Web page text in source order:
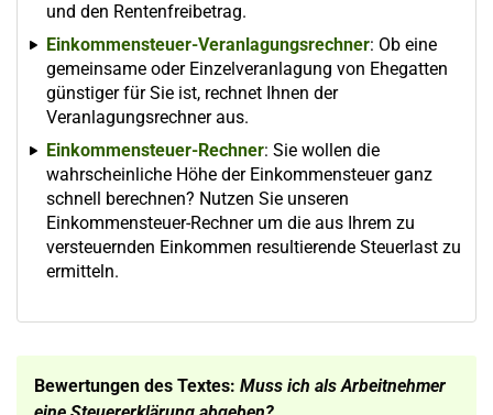
und den Rentenfreibetrag.
Einkommensteuer-Veranlagungsrechner: Ob eine
gemeinsame oder Einzelveranlagung von Ehegatten
günstiger für Sie ist, rechnet Ihnen der
Veranlagungsrechner aus.
Einkommensteuer-Rechner: Sie wollen die
wahrscheinliche Höhe der Einkommensteuer ganz
schnell berechnen? Nutzen Sie unseren
Einkommensteuer-Rechner um die aus Ihrem zu
versteuernden Einkommen resultierende Steuerlast zu
ermitteln.
Bewertungen des Textes: Muss ich als Arbeitnehmer